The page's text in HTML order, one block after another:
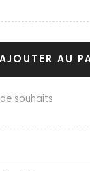
AJOUTER AU
souhaits